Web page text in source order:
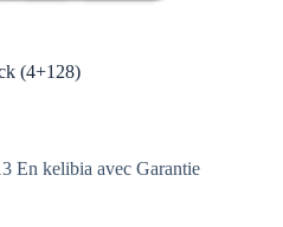
(4+128)
En kelibia avec Garantie